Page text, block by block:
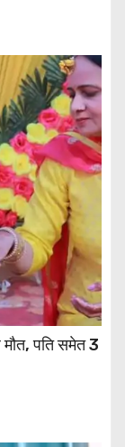
मौत, पति समेत 3